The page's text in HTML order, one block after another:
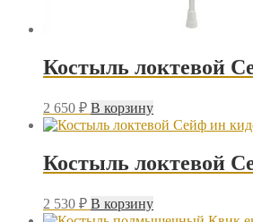
Костыль локтевой
2 650 ₽ В корзину
Костыль локтевой
2 530 ₽ В корзину